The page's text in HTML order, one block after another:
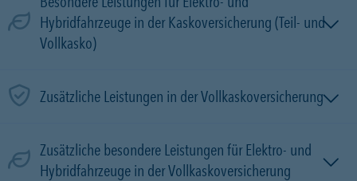
Hybridfahrzeuge in der Kaskoversicherung (Teil- und
Vollkasko)
Zusätzliche Leistungen in der Vollkaskoversicherung
Zusätzliche besondere Leistungen für Elektro- und
Hybridfahrzeuge in der Vollkaskoversicherung